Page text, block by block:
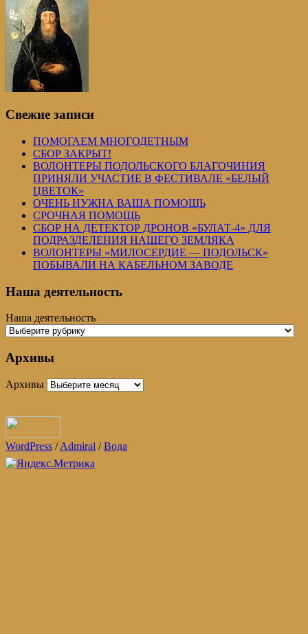
Свежие записи
ПОМОГАЕМ МНОГОДЕТНЫМ
СБОР ЗАКРЫТ!
ВОЛОНТЕРЫ ПОДОЛЬСКОГО БЛАГОЧИНИЯ
ПРИНЯЛИ УЧАСТИЕ В ФЕСТИВАЛЕ «БЕЛЫЙ
ЦВЕТОК»
ОЧЕНЬ НУЖНА ВАША ПОМОЩЬ
СРОЧНАЯ ПОМОЩЬ
СБОР НА ДЕТЕКТОР ДРОНОВ «БУЛАТ-4» ДЛЯ
ПОДРАЗДЕЛЕНИЯ НАШЕГО ЗЕМЛЯКА
ВОЛОНТЕРЫ «МИЛОСЕРДИЕ — ПОДОЛЬСК»
ПОБЫВАЛИ НА КАБЕЛЬНОМ ЗАВОДЕ
Наша деятельность
Наша деятельность
Архивы
Архивы
WordPress /Admiral /Вода